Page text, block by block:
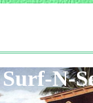
Surf-N-